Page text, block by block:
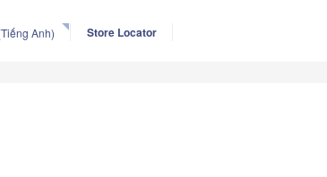
Anh) Store Locator